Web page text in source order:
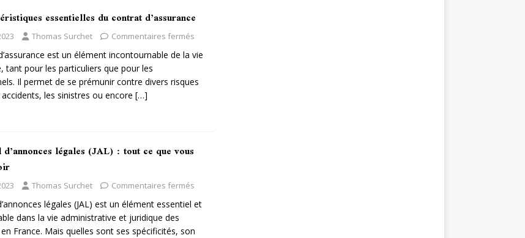
essentielles du contrat d’assurance
Thomas Surchet Commentaires fermés
est un élément incontournable de la vie
tant pour les particuliers que pour les
Il permet de se prémunir contre divers risques
les sinistres ou encore […]
légales (JAL) : tout ce que vous
Thomas Surchet Commentaires fermés
légales (JAL) est un élément essentiel et
dans la vie administrative et juridique des
France. Mais quelles sont ses spécificités, son